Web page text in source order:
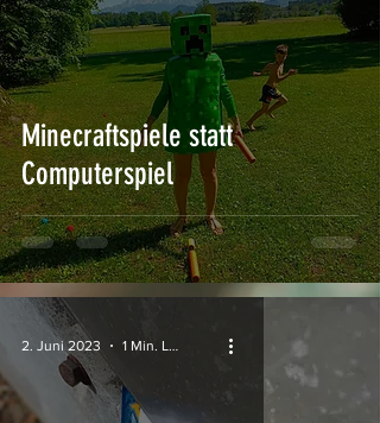
Minecraftspiele statt
Computerspiel
2. Juni 2023 1 Min. Lesezeit